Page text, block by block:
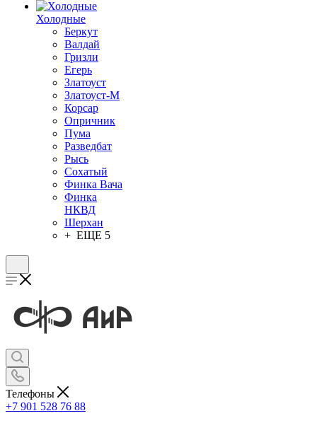
Холодные
Беркут
Валдай
Гризли
Егерь
Златоуст
Златоуст-М
Корсар
Опричник
Пума
Разведбат
Рысь
Сохатый
Финка Вача
Финка
НКВД
Шерхан
+ ЕЩЕ 5
Телефоны
+7 901 528 76 88